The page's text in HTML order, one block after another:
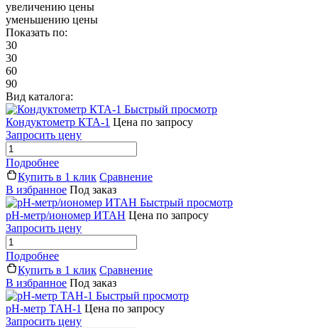
увеличению цены
уменьшению цены
Показать по:
30
30
60
90
Вид каталога:
Быстрый просмотр
Кондуктометр КТА-1 Цена по запросу
Запросить цену
Подробнее
Купить в 1 клик Сравнение
В избранное Под заказ
Быстрый просмотр
pH-метр/иономер ИТАН Цена по запросу
Запросить цену
Подробнее
Купить в 1 клик Сравнение
В избранное Под заказ
Быстрый просмотр
рН-метр ТАН-1 Цена по запросу
Запросить цену